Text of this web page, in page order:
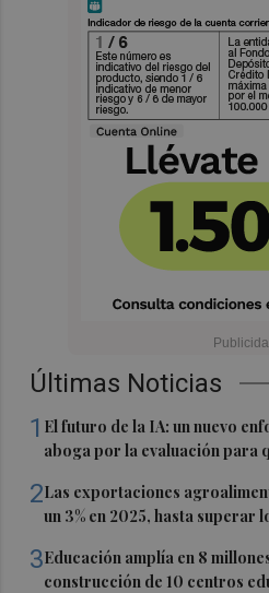
Últimas Noticias
1 El futuro de la IA: un nuevo
aboga por la evaluación para
2Las exportaciones
un 3% en 2025, hasta superar
3Educación amplía en 8
construcción de 10 centros